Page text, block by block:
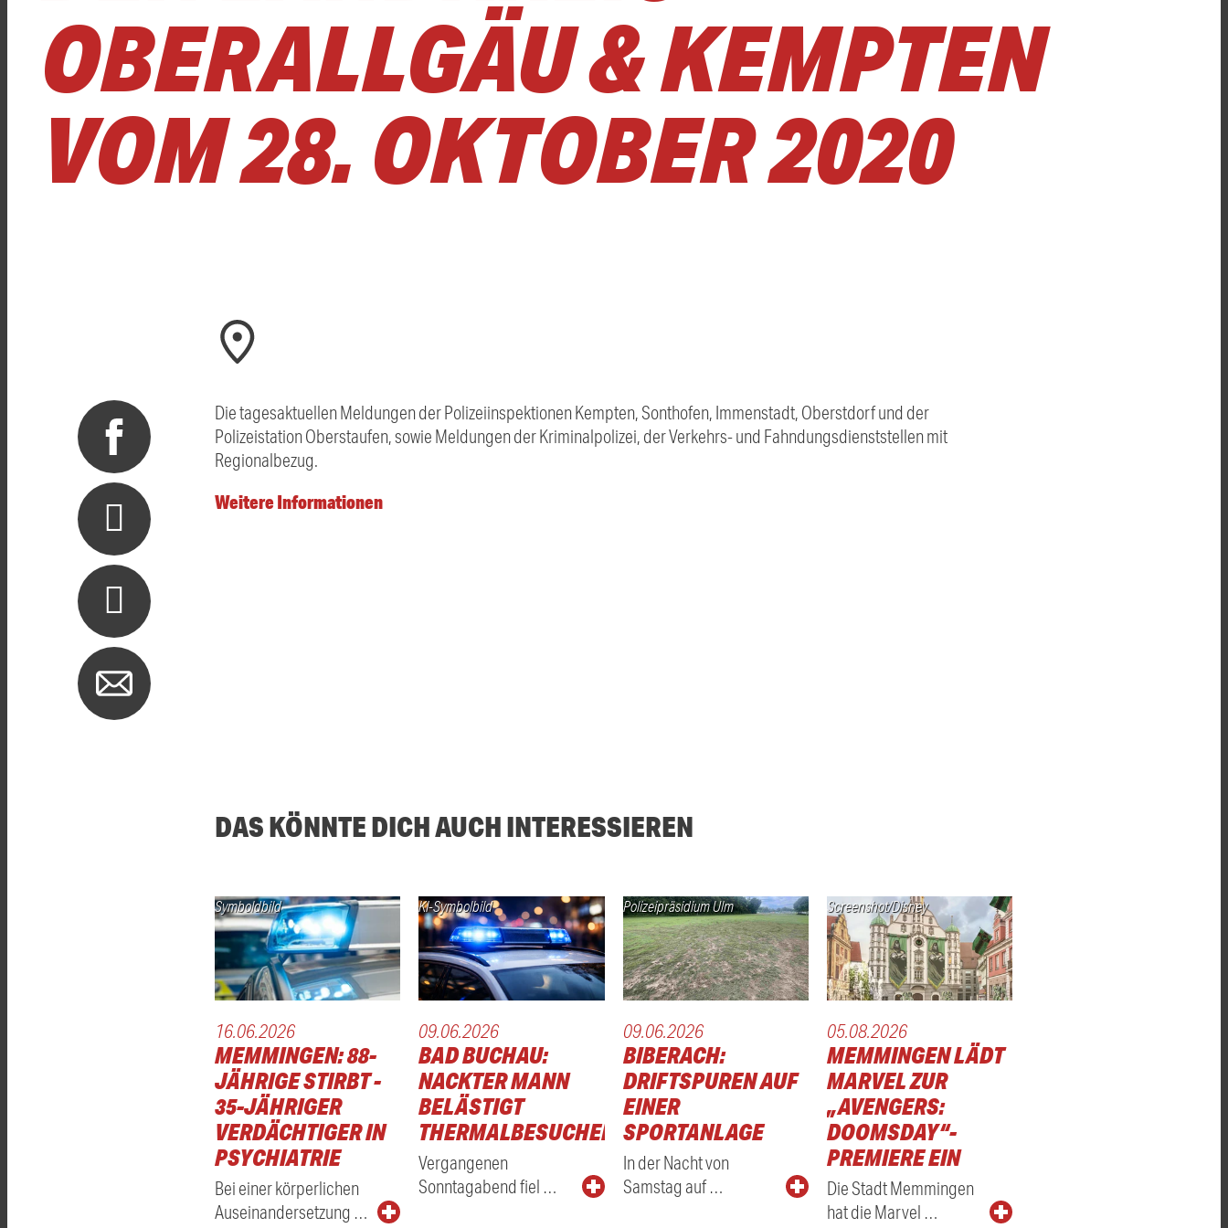
OBERALLGÄU & KEMPTEN
VOM 28. OKTOBER 2020
Die tagesaktuellen Meldungen der Polizeiinspektionen Kempten, Sonthofen, Immenstadt, Oberstdorf und der
Polizeistation Oberstaufen, sowie Meldungen der Kriminalpolizei, der Verkehrs- und Fahndungsdienststellen mit
Regionalbezug.
Weitere Informationen
DAS KÖNNTE DICH AUCH INTERESSIEREN
Symboldbild
16.06.2026
MEMMINGEN: 88-
JÄHRIGE STIRBT -
35-JÄHRIGER
VERDÄCHTIGER IN
PSYCHIATRIE
Bei einer körperlichen
Auseinandersetzung …
KI-Symbolbild
09.06.2026
BAD BUCHAU:
NACKTER MANN
BELÄSTIGT
THERMALBESUCHER
Vergangenen
Sonntagabend fiel …
Polizeipräsidium Ulm
09.06.2026
BIBERACH:
DRIFTSPUREN AUF
EINER
SPORTANLAGE
In der Nacht von
Samstag auf …
Screenshot/Disney
05.08.2026
MEMMINGEN LÄDT
MARVEL ZUR
„AVENGERS:
DOOMSDAY“-
PREMIERE EIN
Die Stadt Memmingen
hat die Marvel …